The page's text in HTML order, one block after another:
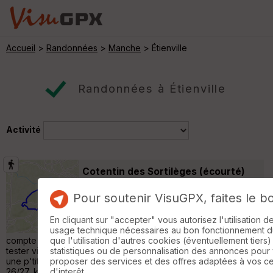
Accueil > Randonnées > Manche > Étienville
Randonnées à Étienville
Activité
Cotentin des Sortilèges (écourté)
26 km
Projet initial :
www.visugpx.com/TWEIBCDDP5 Bon,
compte tenu de mes petites erreurs (volontaire pour une :
tester visuGPX en mode suivi de trace), j'ai finalement 'coupé'
une p'tite partie pour rester dans ce que j'avais prévu (entre
Pour soutenir VisuGPX, faites le
En cliquant sur "accepter" vous autorisez l'utilisation
usage technique nécessaires au bon fonctionnement
que l'utilisation d'autres cookies (éventuellement
statistiques ou de personnalisation des annonces pour
proposer des services et des offres adaptées à vos